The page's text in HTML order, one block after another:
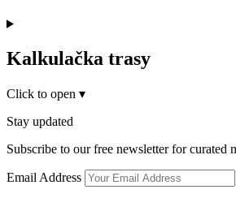
Kalkulačka trasy
Click to open ▾
Stay updated
Subscribe to our free newsletter for curated
Email Address